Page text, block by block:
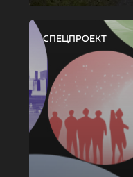
СПЕЦПРОЕКТ